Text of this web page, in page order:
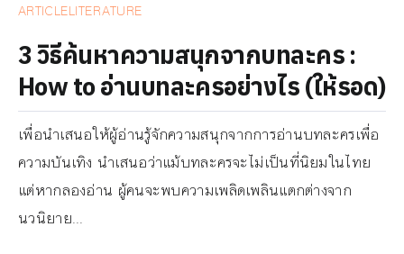
ARTICLELITERATURE
3 วิธีค้นหาความสนุกจากบทละคร :
How to อ่านบทละครอย่างไร (ให้รอด)
เพื่อนำเสนอให้ผู้อ่านรู้จักความสนุกจากการอ่านบทละครเพื่อ
ความบันเทิง นำเสนอว่าแม้บทละครจะไม่เป็นที่นิยมในไทย
แต่หากลองอ่าน ผู้คนจะพบความเพลิดเพลินแตกต่างจาก
นวนิยาย...